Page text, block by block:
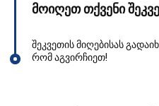
მოიღეთ თქვენი
შეკვეთის მიღებისას
რომ აგვირჩიეთ!